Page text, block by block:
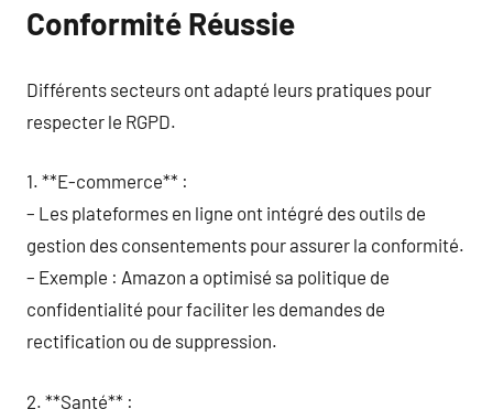
Conformité Réussie
Différents secteurs ont adapté leurs pratiques pour
respecter le RGPD.
1. **E-commerce** :
– Les plateformes en ligne ont intégré des outils de
gestion des consentements pour assurer la conformité.
– Exemple : Amazon a optimisé sa politique de
confidentialité pour faciliter les demandes de
rectification ou de suppression.
2. **Santé** :